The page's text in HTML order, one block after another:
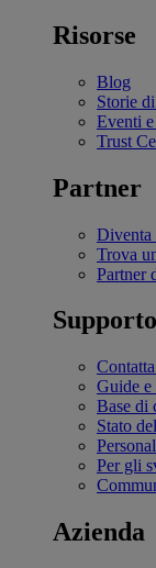
Risorse
Blog
Storie
Eventi
Trust
Partner
Diventa
Trova
Partner
Supporto
Guide e
Base di
Stato
Per gli
Azienda